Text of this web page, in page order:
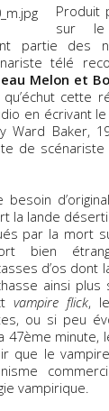
Produit
sur
partie des
télé
Melon et
cette
en écrivant
Ward Baker,
de
la lande
par la mort
bien
d’os dont
ainsi
vampire flick,
ou si peu
47ème minute,
que le
vampirique.